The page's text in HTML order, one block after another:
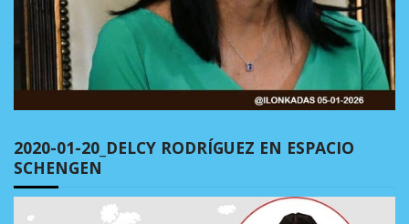
2020-01-20_DELCY RODRÍGUEZ EN ESPACIO
SCHENGEN